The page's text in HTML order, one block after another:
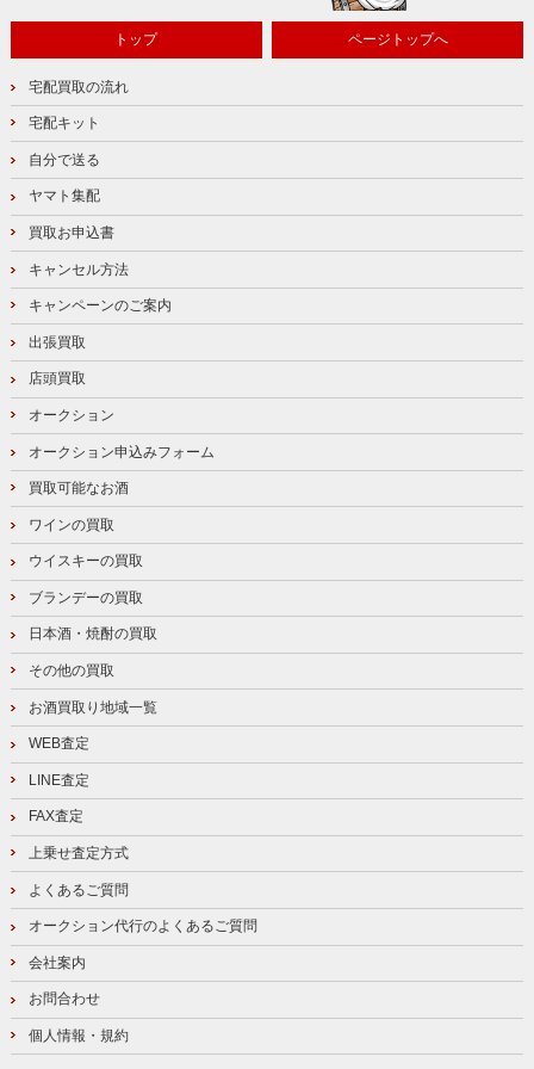
トップ ページトップへ
宅配買取の流れ
宅配キット
自分で送る
ヤマト集配
買取お申込書
キャンセル方法
キャンペーンのご案内
出張買取
店頭買取
オークション
オークション申込みフォーム
買取可能なお酒
ワインの買取
ウイスキーの買取
ブランデーの買取
日本酒・焼酎の買取
その他の買取
お酒買取り地域一覧
WEB査定
LINE査定
FAX査定
上乗せ査定方式
よくあるご質問
オークション代行のよくあるご質問
会社案内
お問合わせ
個人情報・規約